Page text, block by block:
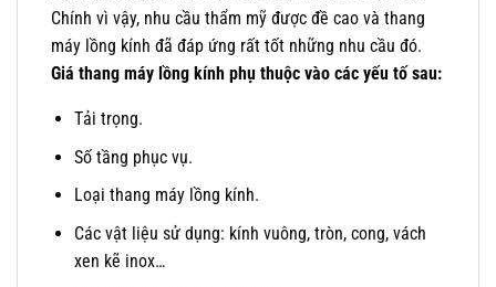
Chính vì vậy, nhu cầu thẩm mỹ được đề cao và thang
máy lồng kính đã đáp ứng rất tốt những nhu cầu đó.
Giá thang máy lồng kính phụ thuộc vào các yếu tố sau:
Tải trọng.
Số tầng phục vụ.
Loại thang máy lồng kính.
Các vật liệu sử dụng: kính vuông, tròn, cong, vách
xen kẽ inox…